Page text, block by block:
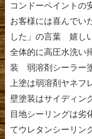
コンドーペイントの
お客様には喜んでい
した」の言葉 嬉し
全体的に高圧水洗
装 弱溶剤シーラー
上塗は弱溶剤ヤネ
壁塗装はサイディン
目地シーリングは劣
てウレタンシーリン